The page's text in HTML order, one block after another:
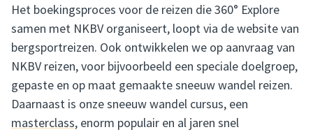
Het boekingsproces voor de reizen die 360° Explore
samen met NKBV organiseert, loopt via de website van
bergsportreizen. Ook ontwikkelen we op aanvraag van
NKBV reizen, voor bijvoorbeeld een speciale doelgroep,
gepaste en op maat gemaakte sneeuw wandel reizen.
Daarnaast is onze sneeuw wandel cursus, een
masterclass, enorm populair en al jaren snel